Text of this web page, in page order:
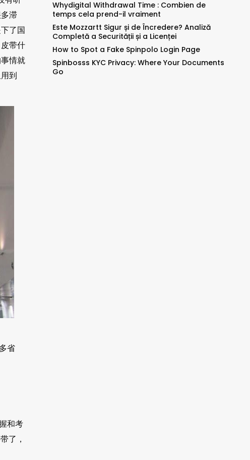
滞
了国
带什
情就
到
省
和考
了，
Whydigital Withdrawal Time : Combien de
temps cela prend-il vraiment
Este Mozzartt Sigur și de Încredere? Analiză
Completă a Securității și a Licenței
How to Spot a Fake Spinpolo Login Page
Spinbosss KYC Privacy: Where Your Documents
Go